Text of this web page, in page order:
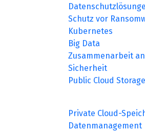
Schutz vor
Kubernetes
Big Data
Zusammenarbeit
Sicherheit
Public Cloud Storage
Private Cloud-
Datenmanagement